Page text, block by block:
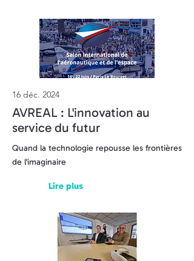
16 déc. 2024
AVREAL : L'innovation au
service du futur
Quand la technologie repousse les frontières
de l'imaginaire
Lire plus